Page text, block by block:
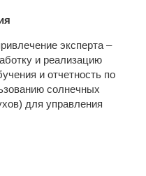
эксперта –
и реализацию
и отчетность по
солнечных
для управления